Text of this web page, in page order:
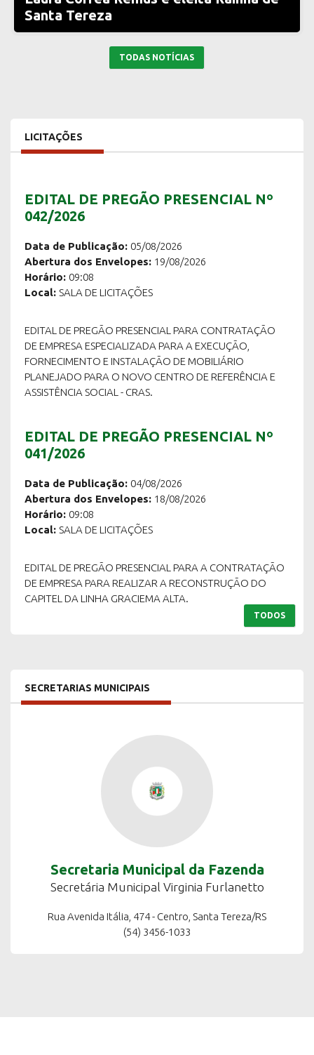
Santa Tereza
TODAS NOTÍCIAS
LICITAÇÕES
EDITAL DE PREGÃO PRESENCIAL Nº
042/2026
Data de Publicação: 05/08/2026
Abertura dos Envelopes: 19/08/2026
Horário: 09:08
Local: SALA DE LICITAÇÕES
EDITAL DE PREGÃO PRESENCIAL PARA CONTRATAÇÃO
DE EMPRESA ESPECIALIZADA PARA A EXECUÇÃO,
FORNECIMENTO E INSTALAÇÃO DE MOBILIÁRIO
PLANEJADO PARA O NOVO CENTRO DE REFERÊNCIA E
ASSISTÊNCIA SOCIAL - CRAS.
EDITAL DE PREGÃO PRESENCIAL Nº
041/2026
Data de Publicação: 04/08/2026
Abertura dos Envelopes: 18/08/2026
Horário: 09:08
Local: SALA DE LICITAÇÕES
EDITAL DE PREGÃO PRESENCIAL PARA A CONTRATAÇÃO
DE EMPRESA PARA REALIZAR A RECONSTRUÇÃO DO
CAPITEL DA LINHA GRACIEMA ALTA.
TODOS
SECRETARIAS MUNICIPAIS
Secretaria Municipal da Fazenda
Secretária Municipal Virginia Furlanetto
Rua Avenida Itália, 474 - Centro, Santa Tereza/RS
(54) 3456-1033